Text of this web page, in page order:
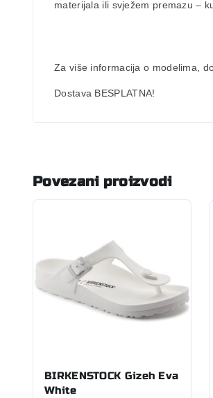
materijala ili svježem premazu –
Za više informacija o modelima,
Dostava BESPLATNA!
Povezani proizvodi
BIRKENSTOCK Gizeh Eva
White